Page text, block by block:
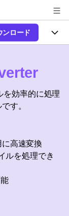
ンロード
New
Hot
Hot
を効率的に処理
す。
高速変換
ルを処理でき